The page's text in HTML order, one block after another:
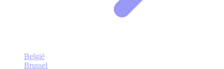
België
Brussel